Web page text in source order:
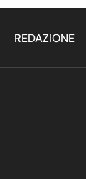
REDAZIONE